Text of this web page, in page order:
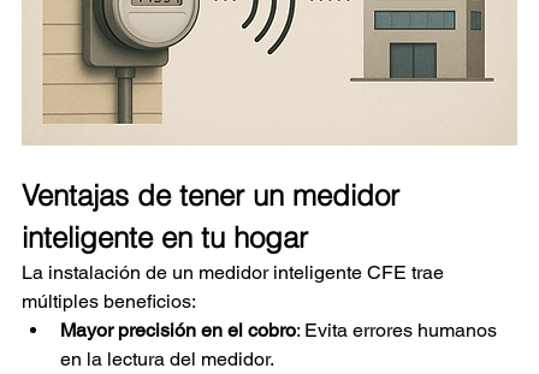
Ventajas de tener un medidor
inteligente en tu hogar
La instalación de un medidor inteligente CFE trae
múltiples beneficios:
Mayor precisión en el cobro: Evita errores humanos
en la lectura del medidor.